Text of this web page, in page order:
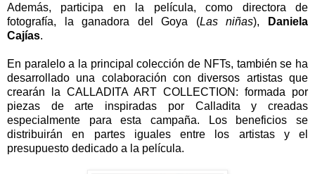
Además, participa en la película, como directora de
fotografía, la ganadora del Goya (Las niñas),
Daniela
Cajías.
En paralelo a la principal colección de NFTs, también se ha
desarrollado una colaboración con diversos artistas que
crearán la CALLADITA ART COLLECTION: formada por
piezas de arte inspiradas por Calladita y creadas
especialmente para esta campaña. Los beneficios se
distribuirán en partes iguales entre los artistas y el
presupuesto dedicado a la película.